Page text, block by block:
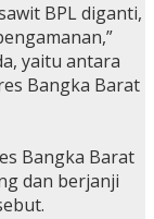
BPL diganti,
yaitu antara
Bangka Barat
Bangka Barat
dan berjanji